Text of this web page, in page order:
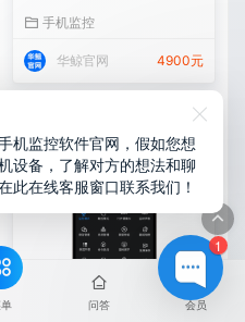
手机监控
华鲸官网 4900元
怎么监控老婆的苹果手机
问答 会员
1
机监控软件官网，假如您想
设备，了解对方的想法和聊
此在线客服窗口联系我们！